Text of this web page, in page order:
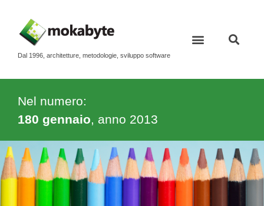
Dal 1996, architetture, metodologie, sviluppo software
Nel numero:
180 gennaio, anno 2013